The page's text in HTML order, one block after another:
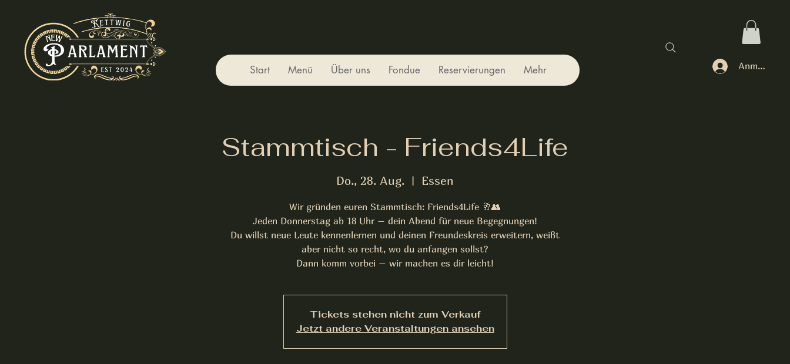
Start Menü Über uns Fondue Reservierungen Mehr Anmelden
Stammtisch - Friends4Life
Do., 28. Aug.
  |
Essen
Wir gründen euren Stammtisch: Friends4Life 🥂👥
Jeden Donnerstag ab 18 Uhr – dein Abend für neue Begegnungen!
Du willst neue Leute kennenlernen und deinen Freundeskreis erweitern, weißt
aber nicht so recht, wo du anfangen sollst?
Tickets stehen nicht zum Verkauf
Jetzt andere Veranstaltungen ansehen